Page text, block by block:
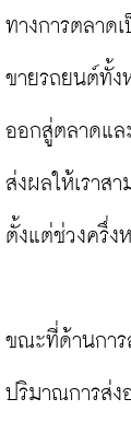
ทางการตลาด
ขายรถยนต์ทั้ง
ออกสู่ตลาดแล
ส่งผลให้เราส
ตั้งแต่ช่วงครึ่ง
ขณะที่ด้านการ
ปริมาณการส่ง